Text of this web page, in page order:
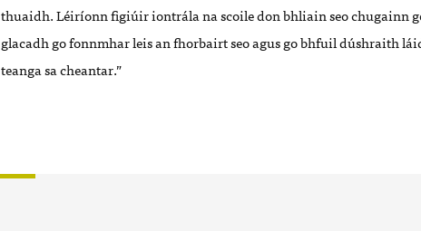
thuaidh. Léiríonn figiúir iontrála na scoile don bhliain seo chugainn
glacadh go fonnmhar leis an fhorbairt seo agus go bhfuil dúshraith
teanga sa cheantar.”